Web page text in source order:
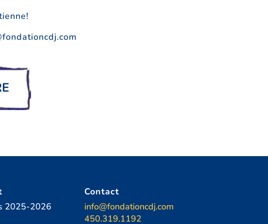
2025-2026
Contact
info@fondationcdj.com
450.319.1192